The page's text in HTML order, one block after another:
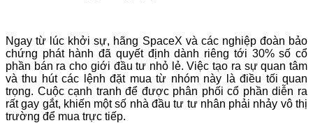
Ngay từ lúc khởi sự, hãng SpaceX và các nghiệp đoàn bảo
chứng phát hành đã quyết định dành riêng tới 30% số cổ
phần bán ra cho giới đầu tư nhỏ lẻ. Việc tạo ra sự quan tâm
và thu hút các lệnh đặt mua từ nhóm này là điều tối quan
trọng. Cuộc cạnh tranh để được phân phối cổ phần diễn ra
rất gay gắt, khiến một số nhà đầu tư tư nhân phải nhảy vô thị
trường để mua trực tiếp.